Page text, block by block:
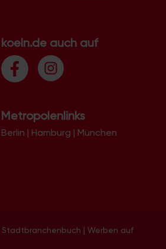
koeln.de auch auf
Metropolenlinks
Berlin | Hamburg | München
Stadtbranchenbuch | Werben auf